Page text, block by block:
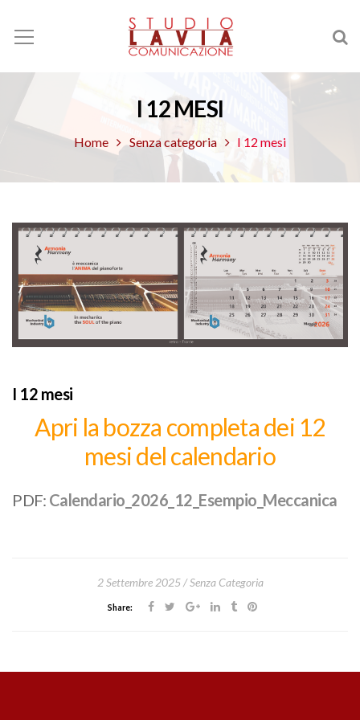
I 12 MESI
Home Senza categoria I 12 mesi
I 12 mesi
Apri la bozza completadei 12
mesidel calendario
PDF: Calendario_2026_12_Esempio_Meccanica
2 Settembre 2025 Senza Categoria
Share: